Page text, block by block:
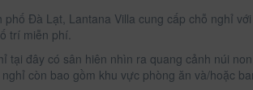
phố Đà Lạt, Lantana Villa cung cấp chỗ nghỉ
trí miễn phí.
tại đây có sân hiên nhìn ra quang cảnh núi
còn bao gồm khu vực phòng ăn và/hoặc